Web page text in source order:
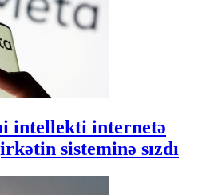
intellekti internetə
sisteminə sızdı